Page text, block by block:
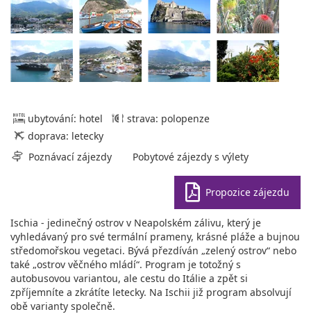
ubytování: hotel
strava: polopenze
doprava: letecky
Poznávací zájezdy
Pobytové zájezdy s výlety
Propozice zájezdu
Ischia - jedinečný ostrov v Neapolském zálivu, který je
vyhledávaný pro své termální prameny, krásné pláže a bujnou
středomořskou vegetaci. Bývá přezdíván „zelený ostrov“ nebo
také „ostrov věčného mládí“. Program je totožný s
autobusovou variantou, ale cestu do Itálie a zpět si
zpříjemníte a zkrátíte letecky. Na Ischii již program absolvují
obě varianty společně.